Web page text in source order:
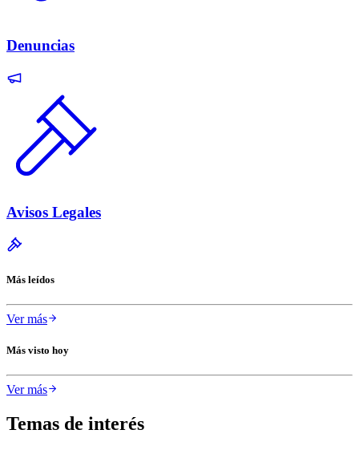
Denuncias
Avisos Legales
Más leídos
Ver más
Más visto hoy
Ver más
Temas de interés